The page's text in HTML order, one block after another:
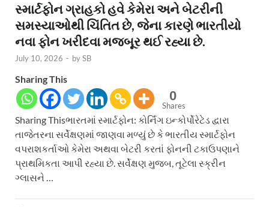
સ્માર્ટફોન ગ્રાહકો હવે કેમેરા અને બેટરીની
સમસ્યાઓથી ચિંતિત છે, જેના કારણે ભારતીયો
નવા ફોન ખરીદવા મજબૂર થઈ રહ્યા છે.
July 10, 2026 - bySB
Sharing This
0
Shares
Sharing Thisભારતમાં સ્માર્ટફોન: કોર્નિંગ ઇન્કોર્પોરેટેડ દ્વારા
તાજેતરના સર્વેક્ષણમાં જાણવા મળ્યું છે કે ભારતીય સ્માર્ટફોન
વપરાશકર્તાઓ કેમેરા અથવા બેટરી કરતાં ફોનની ટકાઉપણાને
પ્રાથમિકતા આપી રહ્યા છે. સર્વેક્ષણ મુજબ, તૂટેલા સ્ક્રીન
ગ્લાસને …